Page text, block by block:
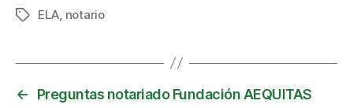
Etiquetas
ELA notario
←
Preguntas notariado Fundación AEQUITAS